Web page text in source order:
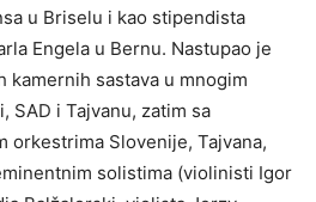
u Briselu i kao stipendista
Engela u Bernu. Nastupao je
kamernih sastava u mnogim
SAD i Tajvanu, zatim sa
orkestrima Slovenije, Tajvana,
solistima (violinisti Igor